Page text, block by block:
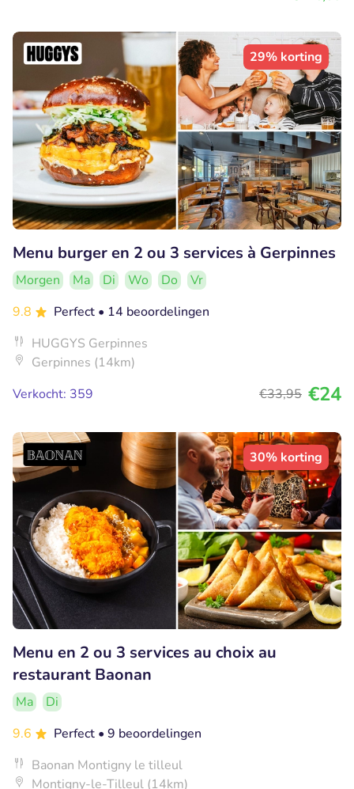
29% korting
Menu burger en 2 ou 3 services à Gerpinnes
Morgen Ma Di Wo Do
Vr
9.8
Perfect • 14 beoordelingen
HUGGYS Gerpinnes
Gerpinnes (14km)
Verkocht: 359
€33,95 €24
30% korting
Menu en 2 ou 3 services au choix au
restaurant Baonan
Ma
Di
9.6
Perfect • 9 beoordelingen
Baonan Montigny le tilleul
Montigny-le-Tilleul (14km)